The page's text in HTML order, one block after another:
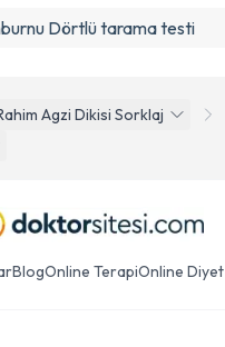
Agzi Dikisi Sorklaj
Dörtlü tarama testi
BlogOnline TerapiOnline Diyet